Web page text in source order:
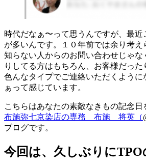
時代だなぁ〜って思うんですが、最
が多いんです。１０年前では余り考え
知らない人からのお問い合わせじゃな
りしてる方はもちろん、お客様だった
色んなタイプでご連絡いただくように
ぁって感じています。
こちらはあなたの素敵なきもの記念日
布施弥七京染店の専務 布施 将英（
ブログです。
今回は、久しぶりにTPO